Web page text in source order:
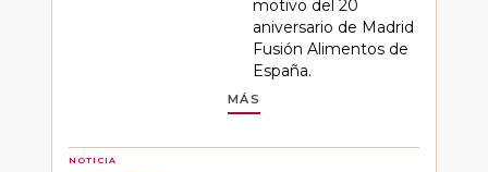
motivo del 20
aniversario de Madrid
Fusión Alimentos de
España.
MÁS
NOTICIA